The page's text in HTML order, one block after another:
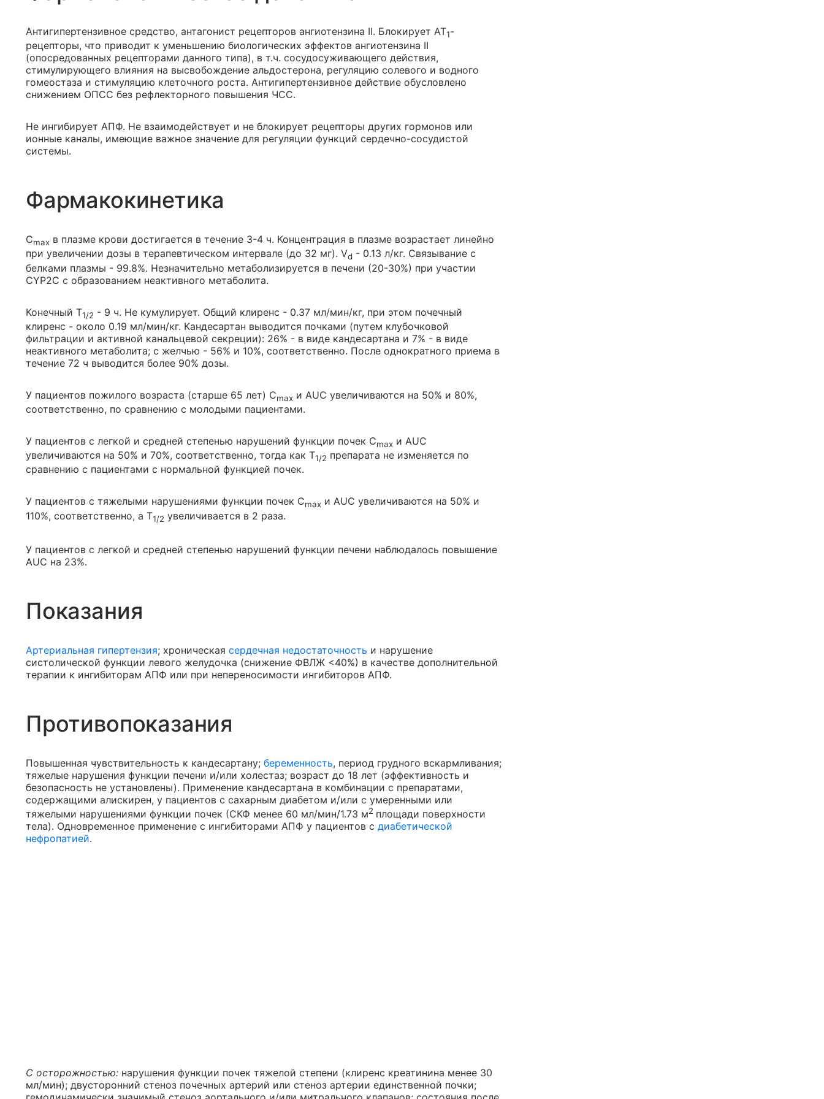
Антигипертензивное средство, антагонист рецепторов ангиотензина II. Блокирует АТ1-
рецепторы, что приводит к уменьшению биологических эффектов ангиотензина II
(опосредованных рецепторами данного типа), в т.ч. сосудосуживающего действия,
стимулирующего влияния на высвобождение альдостерона, регуляцию солевого и водного
гомеостаза и стимуляцию клеточного роста. Антигипертензивное действие обусловлено
снижением ОПСС без рефлекторного повышения ЧСС.
Не ингибирует АПФ. Не взаимодействует и не блокирует рецепторы других гормонов или
ионные каналы, имеющие важное значение для регуляции функций сердечно-сосудистой
системы.
Фармакокинетика
Cmax в плазме крови достигается в течение 3-4 ч. Концентрация в плазме возрастает линейно
при увеличении дозы в терапевтическом интервале (до 32 мг). Vd - 0.13 л/кг. Связывание с
белками плазмы - 99.8%. Незначительно метаболизируется в печени (20-30%) при участии
CYP2C с образованием неактивного метаболита.
Конечный T1/2 - 9 ч. Не кумулирует. Общий клиренс - 0.37 мл/мин/кг, при этом почечный
клиренс - около 0.19 мл/мин/кг. Кандесартан выводится почками (путем клубочковой
фильтрации и активной канальцевой секреции): 26% - в виде кандесартана и 7% - в виде
неактивного метаболита; с желчью - 56% и 10%, соответственно. После однократного приема в
течение 72 ч выводится более 90% дозы.
У пациентов пожилого возраста (старше 65 лет) Cmax и AUC увеличиваются на 50% и 80%,
соответственно, по сравнению с молодыми пациентами.
У пациентов с легкой и средней степенью нарушений функции почек Cmax и AUC
увеличиваются на 50% и 70%, соответственно, тогда как T1/2 препарата не изменяется по
сравнению с пациентами с нормальной функцией почек.
У пациентов с тяжелыми нарушениями функции почек Cmax и AUC увеличиваются на 50% и
110%, соответственно, а T1/2 увеличивается в 2 раза.
У пациентов с легкой и средней степенью нарушений функции печени наблюдалось повышение
AUC на 23%.
Показания
Артериальная гипертензия; хроническая сердечная недостаточность и нарушение
систолической функции левого желудочка (снижение ФВЛЖ <40%) в качестве дополнительной
терапии к ингибиторам АПФ или при непереносимости ингибиторов АПФ.
Противопоказания
Повышенная чувствительность к кандесартану; беременность, период грудного вскармливания;
тяжелые нарушения функции печени и/или холестаз; возраст до 18 лет (эффективность и
безопасность не установлены). Применение кандесартана в комбинации с препаратами,
содержащими алискирен, у пациентов с сахарным диабетом и/или с умеренными или
тяжелыми нарушениями функции почек (СКФ менее 60 мл/мин/1.73 м2 площади поверхности
тела). Одновременное применение с ингибиторами АПФ у пациентов с диабетической
нефропатией.
С осторожностью: нарушения функции почек тяжелой степени (клиренс креатинина менее 30
мл/мин); двусторонний стеноз почечных артерий или стеноз артерии единственной почки;